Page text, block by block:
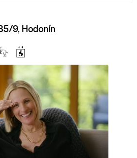
9, Hodonín